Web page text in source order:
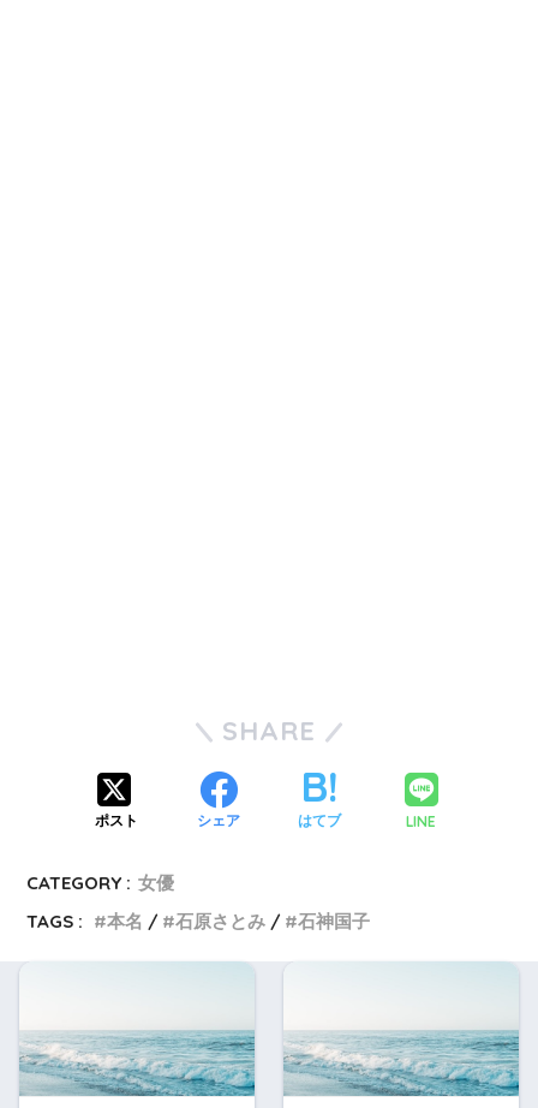
SHARE
ポスト シェア はてブ LINE
CATEGORY : 女優
TAGS :
本名 石原さとみ 石神国子